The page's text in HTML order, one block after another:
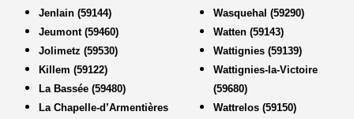
Jenlain (59144)
Jeumont (59460)
Jolimetz (59530)
Killem (59122)
La Bassée (59480)
La Chapelle-d’Armentières
Wasquehal (59290)
Watten (59143)
Wattignies (59139)
Wattignies-la-Victoire
(59680)
Wattrelos (59150)